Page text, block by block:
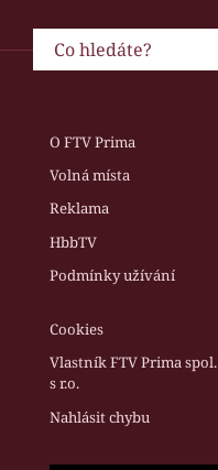
O FTV Prima
Volná místa
Reklama
HbbTV
Podmínky užívání
Cookies
Vlastník FTV Prima spol.
s r.o.
Nahlásit chybu